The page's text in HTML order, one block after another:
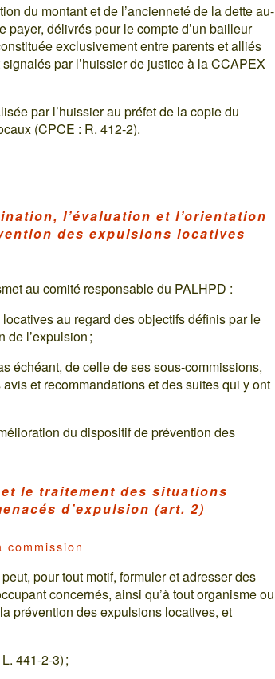
du montant et de l’ancienneté de la dette au-
délivrés pour le compte d’un bailleur
exclusivement entre parents et alliés
par l’huissier de justice à la CCAPEX
par l’huissier au préfet de la copie du
(CPCE : R. 412-2).
l’évaluation et l’orientation
des expulsions locatives
au comité responsable du PALHPD :
au regard des objectifs définis par le
de l’expulsion ;
échéant, de celle de ses sous-commissions,
et recommandations et des suites qui y ont
du dispositif de prévention des
le traitement des situations
d’expulsion (art. 2)
pour tout motif, formuler et adresser des
concernés, ainsi qu’à tout organisme ou
prévention des expulsions locatives, et
441-2-3) ;